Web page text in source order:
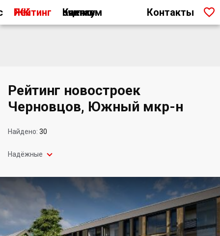
Рейтинг ЖК Как мы считаем оценку Контакты 
Рейтинг новостроек
Черновцов, Южный мкр-н
Найдено: 30
Надёжные 